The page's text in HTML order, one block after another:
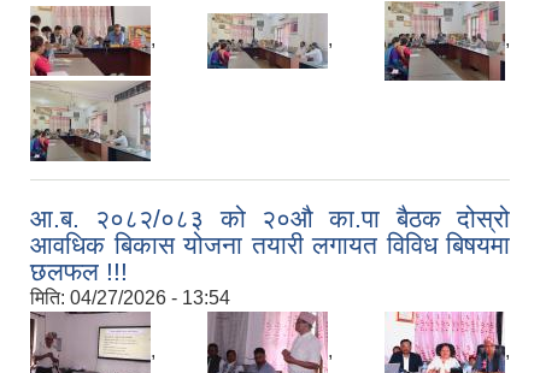
, , ,
आ.ब. २०८२/०८३ को २०औ का.पा बैठक दोस्रो
आवधिक बिकास योजना तयारी लगायत विविध बिषयमा
छलफल !!!
मिति: 04/27/2026 - 13:54
, , ,